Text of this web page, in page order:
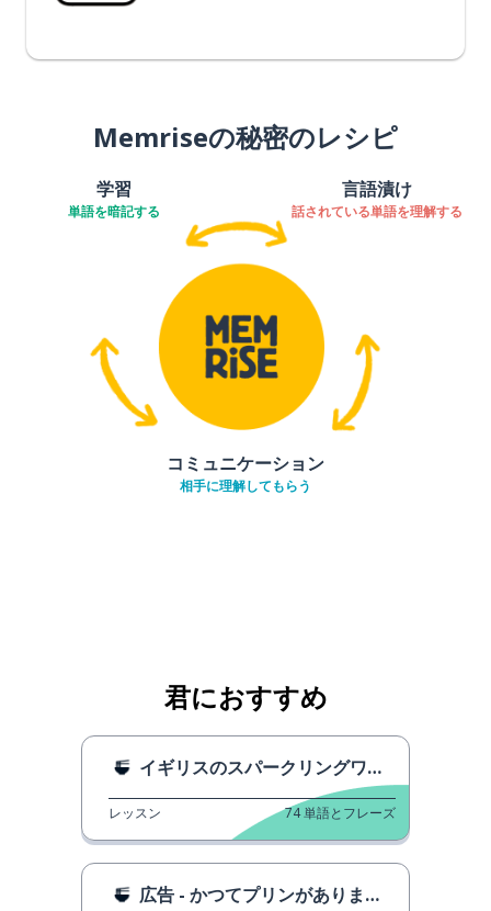
Memriseの秘密のレシピ
学習
単語を暗記する
言語漬け
話されている単語を理解する
コミュニケーション
相手に理解してもらう
君におすすめ
イギリスのスパークリングワイン
レッスン 74単語とフレーズ
広告 - かつてプリンがありました